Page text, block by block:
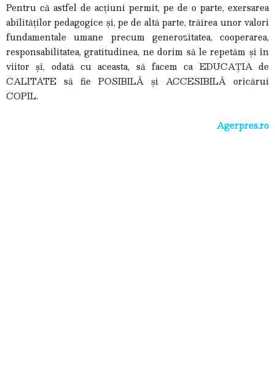
Pentru că astfel de acțiuni permit, pe de o parte, exersarea
abilităților pedagogice și, pe de altă parte, trăirea unor valori
fundamentale umane precum generozitatea, cooperarea,
responsabilitatea, gratitudinea, ne dorim să le repetăm și în
viitor și, odată cu aceasta, să facem ca EDUCAȚIA de
CALITATE să fie POSIBILĂ și ACCESIBILĂ oricărui
COPIL.
Agerpres.ro